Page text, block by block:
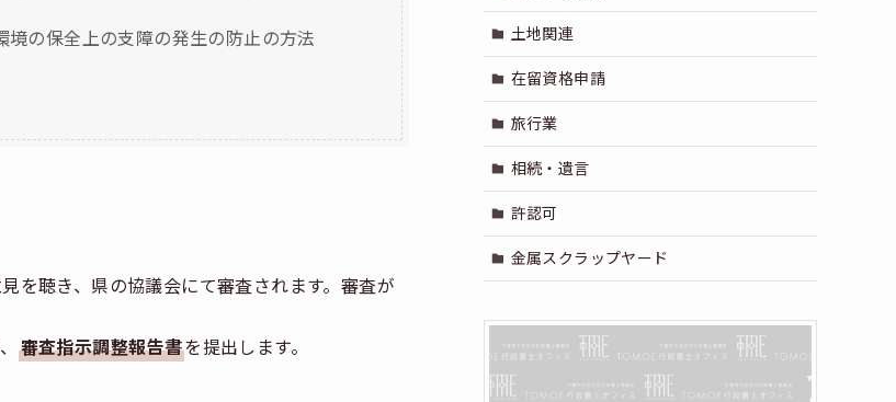
の保全上の支障の発生の防止の方法
を聴き、県の協議会にて審査されます。審査が
審査指示調整報告書を提出します。
土地関連
在留資格申請
旅行業
相続・遺言
許認可
金属スクラップヤード